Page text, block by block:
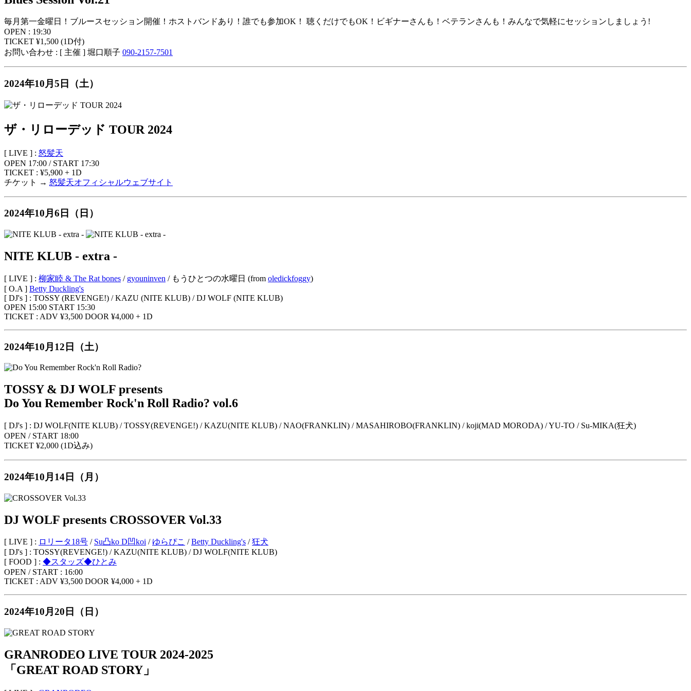
毎月第一金曜日！ブルースセッション開催！ホストバンドあり！誰でも参加OK！ 聴くだけでもOK！ビギナーさんも！ベテランさんも！みんなで気軽にセッションしましょう!
OPEN : 19:30
TICKET ¥1,500 (1D付)
お問い合わせ : [ 主催 ] 堀口順子 090-2157-7501
2024年10月5日（土）
ザ・リローデッド TOUR 2024
[ LIVE ] : 怒髪天
OPEN 17:00 / START 17:30
TICKET : ¥5,900 + 1D
チケット → 怒髪天オフィシャルウェブサイト
2024年10月6日（日）
NITE KLUB - extra -
[ LIVE ] : 柳家睦 & The Rat bones / gyouninven / もうひとつの水曜日 (from oledickfoggy)
[ O.A ] Betty Duckling's
[ DJ's ] : TOSSY (REVENGE!) / KAZU (NITE KLUB) / DJ WOLF (NITE KLUB)
OPEN 15:00 START 15:30
TICKET : ADV ¥3,500 DOOR ¥4,000 + 1D
2024年10月12日（土）
TOSSY & DJ WOLF presents
Do You Remember Rock'n Roll Radio? vol.6
[ DJ's ] : DJ WOLF(NITE KLUB) / TOSSY(REVENGE!) / KAZU(NITE KLUB) / NAO(FRANKLIN) / MASAHIROBO(FRANKLIN) / koji(MAD MORODA) / YU-TO / Su-MIKA(狂犬)
OPEN / START 18:00
TICKET ¥2,000 (1D込み)
2024年10月14日（月）
DJ WOLF presents CROSSOVER Vol.33
[ LIVE ] : ロリータ18号 / Su凸ko D凹koi / ゆらぴこ /Betty Duckling's /狂犬
[ DJ's ] : TOSSY(REVENGE!) / KAZU(NITE KLUB) / DJ WOLF(NITE KLUB)
[ FOOD ] : ◆スタッズ◆ひとみ
OPEN / START : 16:00
TICKET : ADV ¥3,500 DOOR ¥4,000 + 1D
2024年10月20日（日）
GRANRODEO LIVE TOUR 2024-2025
「GREAT ROAD STORY」